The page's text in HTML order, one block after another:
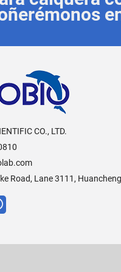
CO., LTD.
Road, Lane 3111,